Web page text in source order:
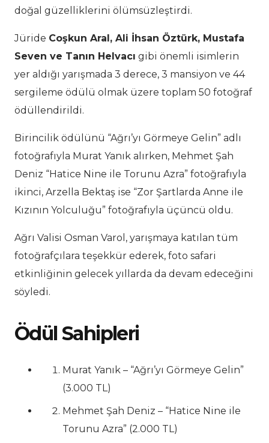
doğal güzelliklerini ölümsüzleştirdi.
Jüride Coşkun Aral, Ali İhsan Öztürk, Mustafa
Seven ve Tanın Helvacı gibi önemli isimlerin
yer aldığı yarışmada 3 derece, 3 mansiyon ve 44
sergileme ödülü olmak üzere toplam 50 fotoğraf
ödüllendirildi.
Birincilik ödülünü “Ağrı’yı Görmeye Gelin” adlı
fotoğrafıyla Murat Yanık alırken, Mehmet Şah
Deniz “Hatice Nine ile Torunu Azra” fotoğrafıyla
ikinci, Arzella Bektaş ise “Zor Şartlarda Anne ile
Kızının Yolculuğu” fotoğrafıyla üçüncü oldu.
Ağrı Valisi Osman Varol, yarışmaya katılan tüm
fotoğrafçılara teşekkür ederek, foto safari
etkinliğinin gelecek yıllarda da devam edeceğini
söyledi.
Ödül Sahipleri
Murat Yanık – “Ağrı’yı Görmeye Gelin”
(3.000 TL)
Mehmet Şah Deniz – “Hatice Nine ile
Torunu Azra” (2.000 TL)